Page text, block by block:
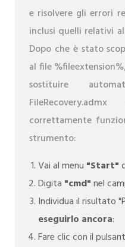
e risolvere gli errori
inclusi quelli relativi
Dopo che è stato
al file
sostituire
correttamente
strumento:
Vai al menu "Start"
Digita "cmd"nel
Individua il risultato
eseguirlo ancora:
Fare clic con il